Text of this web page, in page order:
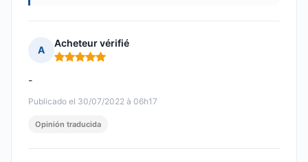
A
Acheteur vérifié
Nota: 5 de 5
Publicado el 30/07/2022 à 06h17
-
Opinión traducida